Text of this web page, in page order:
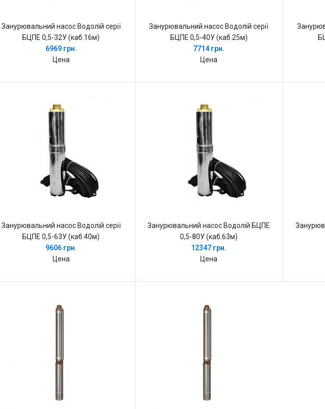
Занурювальний насос Водолій серії
БЦПЕ 0,5-32У (каб.16м)
6969 грн.
Цена
Занурювальний насос Водолій серії
БЦПЕ 0,5-40У (каб.25м)
7714 грн.
Цена
Занурювальний насос Водолій серії
БЦПЕ 0,5-63У (каб.40м)
9606 грн.
Цена
Занурювальний насос Водолій БЦПЕ
0,5-80У (каб.63м)
12347 грн.
Цена